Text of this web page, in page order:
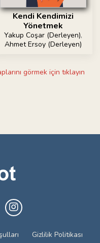
Kendi Kendimizi
Yönetmek
Yakup Coşar (Derleyen),
Ahmet Ersoy (Derleyen)
görmek için tıklayın
Gizlilik Politikası